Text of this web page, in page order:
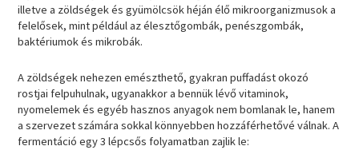
illetve a zöldségek és gyümölcsök héján élő mikroorganizmusok a
felelősek, mint például az élesztőgombák, penészgombák,
baktériumok és mikrobák.
A zöldségek nehezen emészthető, gyakran puffadást okozó
rostjai felpuhulnak, ugyanakkor a bennük lévő vitaminok,
nyomelemek és egyéb hasznos anyagok nem bomlanak le, hanem
a szervezet számára sokkal könnyebben hozzáférhetővé válnak. A
fermentáció egy 3 lépcsős folyamatban zajlik le: